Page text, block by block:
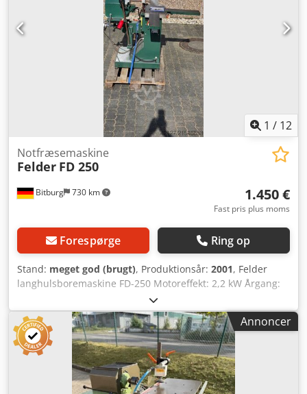
1 / 12
Bitburg 730 km
Notfræsemaskine
Felder FD 250
1.450 €
Fast pris plus moms
Forespørge Ring op
Stand: meget god (brugt), Produktionsår: 2001, Felder
langhulsboremaskine FD-250 Motoreffekt: 2,2 kW Årgang:
2001 Højdejustering via håndhjul Håndtagsbetjening 2
manuelle spændere Dsdpfx Aoyvv Ngjf Ajkr Flere
langhulsfræsere medfølger Placering: fra lager 54634
Bitburg - straks tilgængelig -
Annoncer